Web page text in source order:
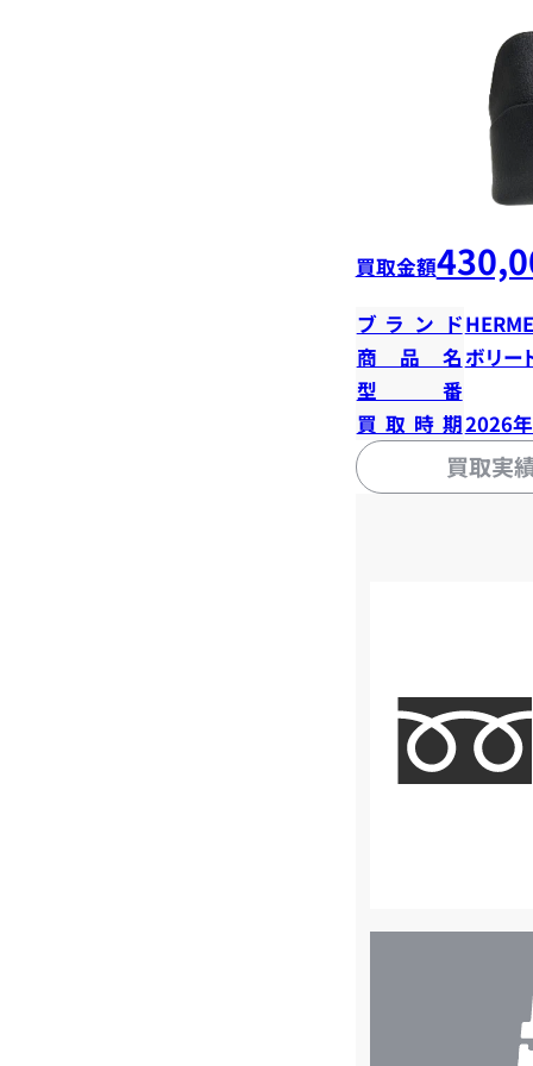
買取金額
ブランド
商品名ボリー
型番
買取時期2026
買取実